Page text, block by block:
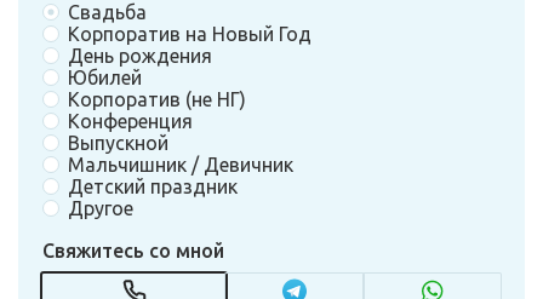
Свадьба
Корпоратив на Новый Год
День рождения
Юбилей
Корпоратив (не НГ)
Конференция
Выпускной
Мальчишник / Девичник
Детский праздник
Другое
Свяжитесь со мной